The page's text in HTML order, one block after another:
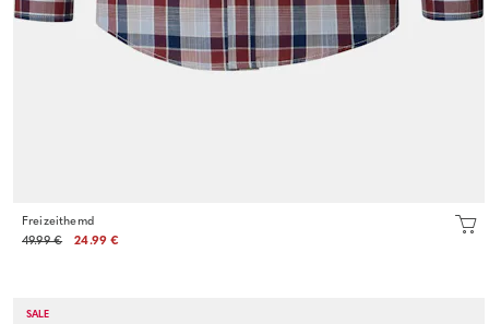
Freizeithemd
49.99 €
24.99 €
SALE